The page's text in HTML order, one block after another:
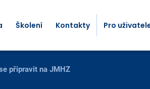
Školení Kontakty Pro
připravit na JMHZ